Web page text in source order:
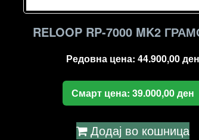
RELOOP RP-7000 MK2
Редовна цена:44.900,00ден
Смарт цена:39.000,00ден
Додај во кошница